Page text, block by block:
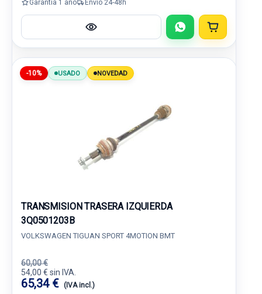
Garantía 1 año Envío 24-48h
-10% USADO NOVEDAD
TRANSMISION TRASERA IZQUIERDA
3Q0501203B
VOLKSWAGEN TIGUAN SPORT 4MOTION BMT
60,00 €
54,00 € sin IVA.
65,34 € (IVA incl.)